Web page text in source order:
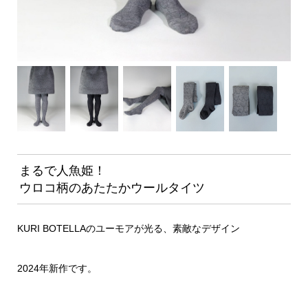
まるで人魚姫！
ウロコ柄のあたたかウールタイツ
KURI BOTELLAのユーモアが光る、素敵なデザイン
2024年新作です。